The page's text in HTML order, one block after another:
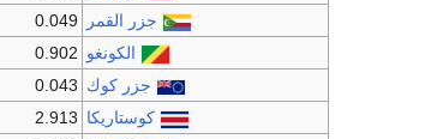
جزر القمر
0.049
الكونغو 0.902
جزر كوك 0.043
كوستاريكا 2.913